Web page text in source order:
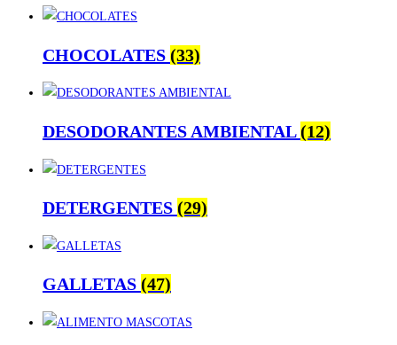
CHOCOLATES (33)
DESODORANTES AMBIENTAL(12)
DETERGENTES (29)
GALLETAS (47)